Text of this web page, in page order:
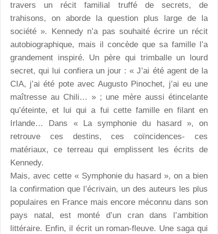
travers un récit familial truffé de secrets, de
trahisons, on aborde la question plus large de la
société ». Kennedy n’a pas souhaité écrire un récit
autobiographique, mais il concède que sa famille l’a
grandement inspiré. Un père qui trimballe un lourd
secret, qui lui confiera un jour : « J’ai été agent de la
CIA, j’ai été pote avec Augusto Pinochet, j’ai eu une
maîtresse au Chili… » ; une mère aussi étincelante
qu’éteinte, et lui qui a fui cette famille en filant en
Irlande… Dans « La symphonie du hasard », on
retrouve ces destins, ces coïncidences- ces
matériaux, ce terreau qui emplissent les écrits de
Kennedy.
Mais, avec cette « Symphonie du hasard », on a bien
la confirmation que l’écrivain, un des auteurs les plus
populaires en France mais encore méconnu dans son
pays natal, est monté d’un cran dans l’ambition
littéraire. Enfin, il écrit un roman-fleuve. Une saga qui